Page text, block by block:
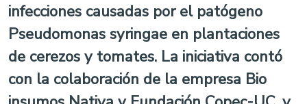
infecciones causadas por el patógeno
Pseudomonas syringae en plantaciones
de cerezos y tomates. La iniciativa contó
con la colaboración de la empresa Bio